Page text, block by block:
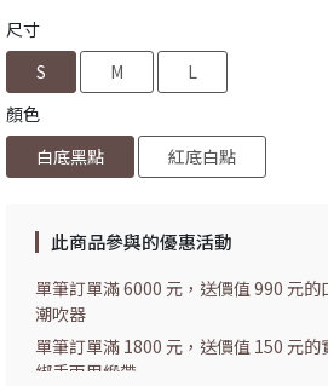
尺寸
S
M
L
顏色
白底黑點
紅底白點
此商品參與的優惠活動
單筆訂單滿 6000 元，送價值 990 元
潮吹器
單筆訂單滿 1800 元，送價值 150 元的
綁手兩用緞帶